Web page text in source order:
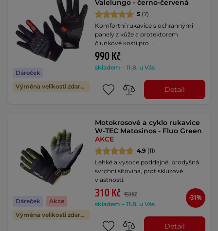
Dáreček
Výměna velikosti zdarma
Valelungo - černo-červená
5 (7)
Komfortní rukavice s ochrannými
panely z kůže a protektorem
člunkové kosti pro …
990 Kč
skladem – 11.8. u Vás
Detail
Dáreček
Akce
Výměna velikosti zdarma
Motokrosové a cyklo rukavice
W-TEC Matosinos - Fluo Green
AKCE
4.9 (11)
Lehké a vysoce poddajné, prodyšná
svrchní síťovina, protiskluzové
vlastnosti.
310 Kč 450 Kč
skladem – 11.8. u Vás
-31%
Detail